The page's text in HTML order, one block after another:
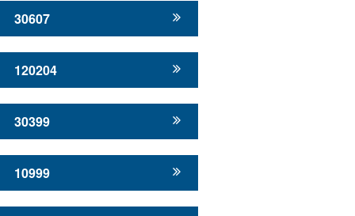
30607
120204
30399
10999